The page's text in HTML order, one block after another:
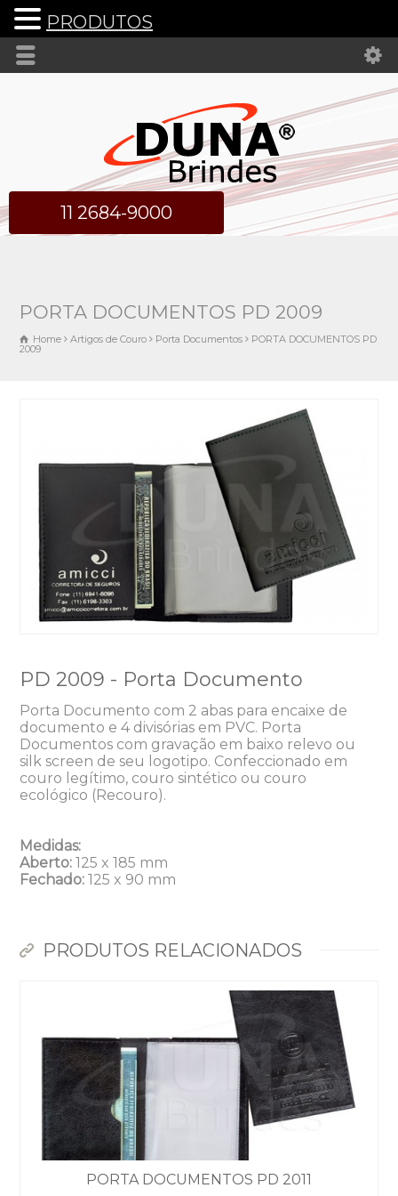
11 2684-9000
PORTA DOCUMENTOS PD 2009
Home Artigos de Couro Porta Documentos PORTA DOCUMENTOS PD
2009
PD 2009 - Porta Documento
Porta Documento com 2 abas para encaixe de
documento e 4 divisórias em PVC. Porta
Documentos com gravação em baixo relevo ou
silk screen de seu logotipo. Confeccionado em
couro legítimo, couro sintético ou couro
ecológico (Recouro).
Medidas:
Aberto: 125 x 185 mm
Fechado: 125 x 90 mm
PRODUTOS RELACIONADOS
PORTA DOCUMENTOS PD 2011
PRODUTOS